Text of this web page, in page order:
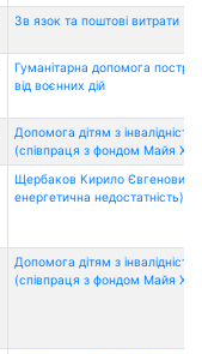
Зв язок та поштові витрати
Гуманітарна допомога
від воєнних дій
Допомога дітям з інвалідністю
(співпраця з фондом Майя
Щербаков Кирило Євгенович
енергетична недостатність)
Допомога дітям з інвалідністю
(співпраця з фондом Майя